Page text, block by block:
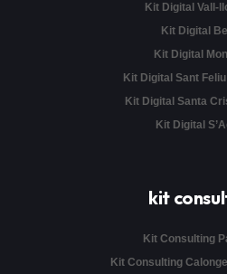
Kit Digital Vall-
Kit Digital
Kit Digital
Kit Digital Sant
Kit Digital Santa
Kit Digital
kit
Kit Consulting
Kit Consulting